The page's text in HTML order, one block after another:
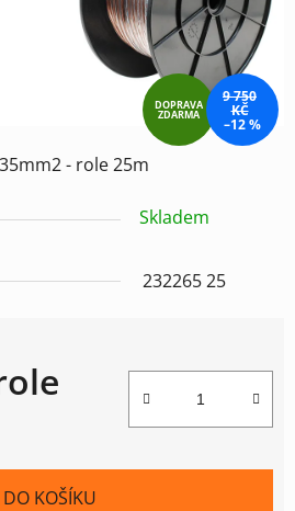
- role 25m
Skladem
232265 25
DO KOŠÍKU
DOPRAVA
ZDARMA
9 750
KČ
–12 %